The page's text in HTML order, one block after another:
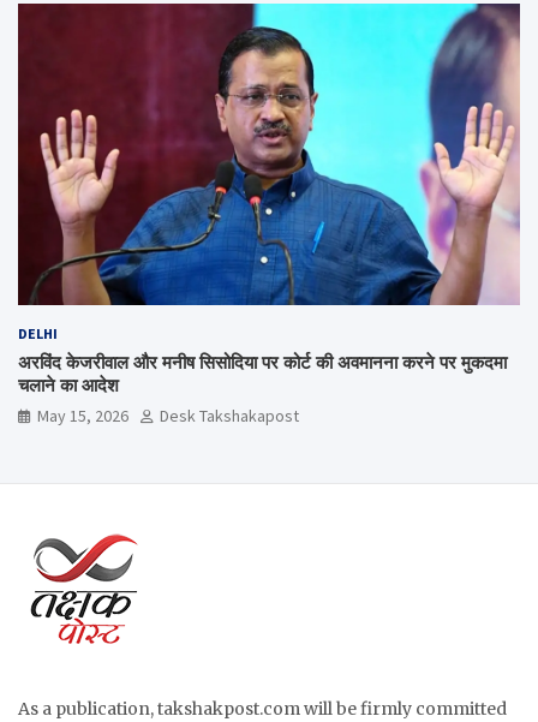
DELHI
अरविंद केजरीवाल और मनीष सिसोदिया पर कोर्ट की अवमानना करने पर मुकदमा
चलाने का आदेश
May 15, 2026 Desk Takshakapost
As a publication, takshakpost.com will be firmly committed